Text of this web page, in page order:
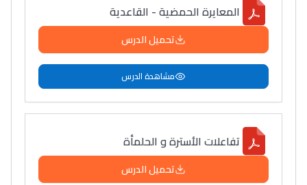
المعايرة الحمضية - القاعدية
تحميل الدرس
مشاهدة الدرس
تفاعلات الأسترة و الحلمأة
تحميل الدرس